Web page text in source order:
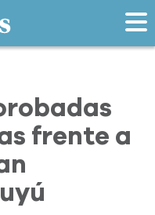
frente a